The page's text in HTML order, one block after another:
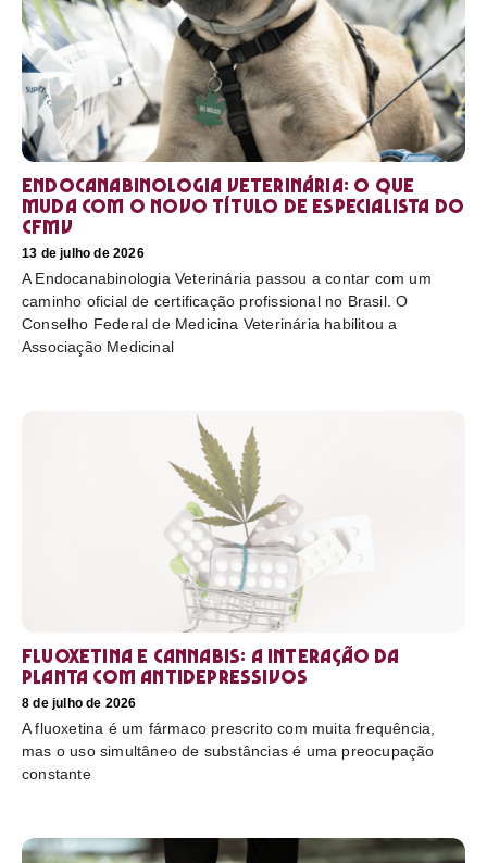
Endocanabinologia Veterinária: o que
muda com o novo título de especialista do
CFMV
13 de julho de 2026
A Endocanabinologia Veterinária passou a contar com um
caminho oficial de certificação profissional no Brasil. O
Conselho Federal de Medicina Veterinária habilitou a
Associação Medicinal
Fluoxetina e Cannabis: a interação da
planta com antidepressivos
8 de julho de 2026
A fluoxetina é um fármaco prescrito com muita frequência,
mas o uso simultâneo de substâncias é uma preocupação
constante